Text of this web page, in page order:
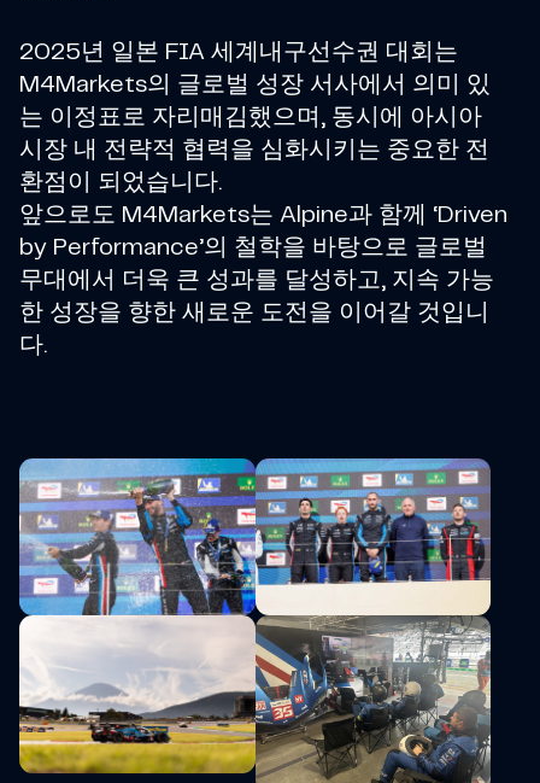
2025년 일본 FIA 세계내구선수권 대회는
M4Markets의 글로벌 성장 서사에서 의미 있
는 이정표로 자리매김했으며, 동시에 아시아
시장 내 전략적 협력을 심화시키는 중요한 전
환점이 되었습니다.
앞으로도 M4Markets는 Alpine과 함께 ‘Driven
by Performance’의 철학을 바탕으로 글로벌
무대에서 더욱 큰 성과를 달성하고, 지속 가능
한 성장을 향한 새로운 도전을 이어갈 것입니
다.